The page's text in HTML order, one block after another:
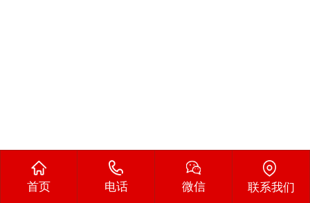
首页 电话 微信 联系我们